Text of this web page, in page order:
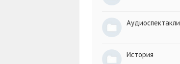
Аудиоспектакли
История